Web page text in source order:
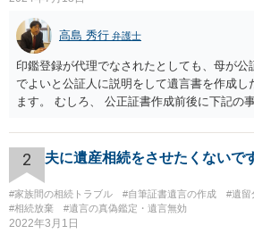
高島 秀行 弁護士
印鑑登録が代理でなされたとしても、母が公
でよいと公証人に説明をして遺言書を作成し
ます。 むしろ、 公正証書作成前後に下記の
月に携帯が新しくなった母からの第一声は「
「面会に来てくれ」で、長男に聞くと「面
話の使い方を教える為に会っている」「母
電話が切れました。その後の電話でも「食事
にチップが埋められている」等、おかしかっ
録、介護認定の資料、介護記録を取得して
2 夫に遺産相続をさせたくないで
#家族間の相続トラブル #自筆証書遺言の作成 #遺留
#相続放棄
#遺言の真偽鑑定・遺言無効
2022年3月1日